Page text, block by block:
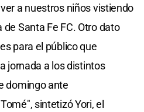
a nuestros niños vistiendo
Santa Fe FC. Otro dato
para el público que
jornada a los distintos
domingo ante
sintetizó Yori, el